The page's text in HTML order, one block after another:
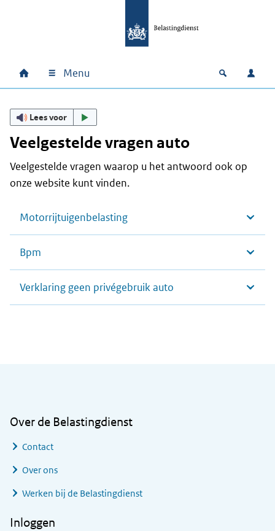
Hoofdnavigatie
Home Menu Open
Lees voor
Veelgestelde vragen auto
Veelgestelde vragen waarop u het antwoord ook op
onze website kunt vinden.
Motorrijtuigenbelasting
Bpm
Verklaring geen privégebruik auto
Over de Belastingdienst
Contact
Over ons
Werken bij de Belastingdienst
Inloggen